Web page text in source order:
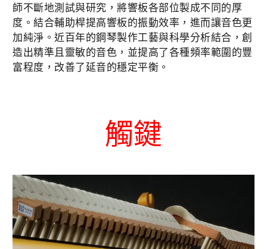
師不斷地測試與研究，將響板各部位製成不同的厚
度。結合輔助桿提高響板的振動效率，進而讓音色更
加純淨。近百年的鋼琴製作工藝與科學分析結合，創
造出精準且靈敏的音色，並提高了各種頻率範圍的豐
富程度，改善了延音的穩定平衡。
觸鍵